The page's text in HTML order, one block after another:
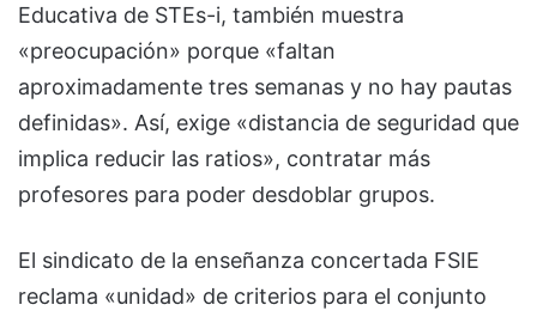
Educativa de STEs-i, también muestra
«preocupación» porque «faltan
aproximadamente tres semanas y no hay pautas
definidas». Así, exige «distancia de seguridad que
implica reducir las ratios», contratar más
profesores para poder desdoblar grupos.
El sindicato de la enseñanza concertada FSIE
reclama «unidad» de criterios para el conjunto